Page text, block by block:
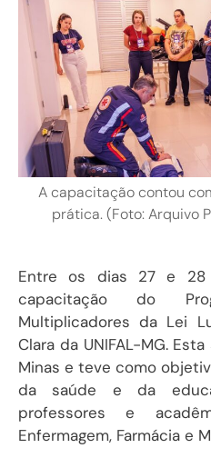
A capacitação contou
prática. (Foto: Arquivo
Entre os dias 27 e 28
capacitação do
Multiplicadores da Lei
Clara da UNIFAL-MG.
Minas e teve como
da saúde e da
professores e
Enfermagem, Farmácia e